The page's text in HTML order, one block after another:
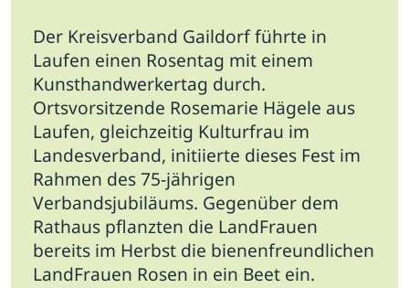
Mitglied werden
Der Kreisverband Gaildorf führte in
Laufen einen Rosentag mit einem
Kunsthandwerkertag durch.
Ortsvorsitzende Rosemarie Hägele aus
Laufen, gleichzeitig Kulturfrau im
Landesverband, initiierte dieses Fest im
Rahmen des 75-jährigen
Verbandsjubiläums. Gegenüber dem
Rathaus pflanzten die LandFrauen
bereits im Herbst die bienenfreundlichen
LandFrauen Rosen in ein Beet ein.